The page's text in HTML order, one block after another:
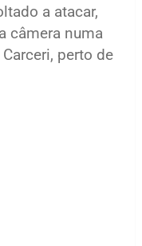
a atacar,
câmera numa
perto de